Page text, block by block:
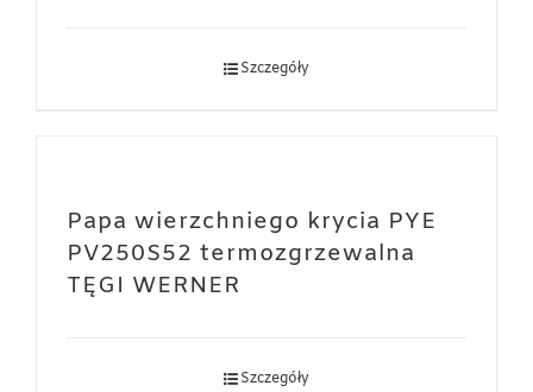
Szczegóły
Papa wierzchniego krycia PYE
PV250S52 termozgrzewalna
TĘGI WERNER
Szczegóły